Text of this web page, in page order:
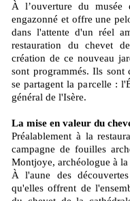
À l’ouverture du
engazonné et offre une
dans l'attente d'un réel
restauration du chevet
création de ce nouveau
sont programmés. Ils sont
se partagent la parcelle :
général de l'Isère.
La mise en valeur du
Préalablement à la
campagne de fouilles
Montjoye, archéologue à
À l'aune des
qu'elles offrent de